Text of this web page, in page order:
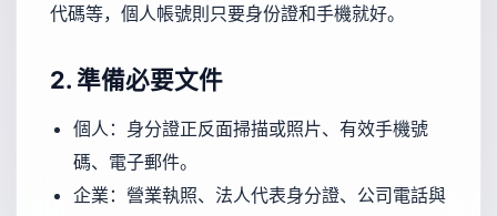
代碼等，個人帳號則只要身份證和手機就好。
2. 準備必要文件
個人：身分證正反面掃描或照片、有效手機號
碼、電子郵件。
企業：營業執照、法人代表身分證、公司電話與